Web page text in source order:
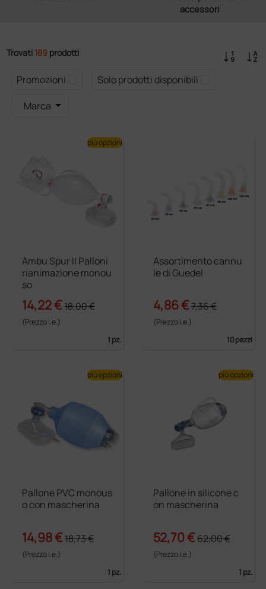
accessori
Trovati 189 prodotti
Promozioni
Solo prodotti disponibili
Marca
Ambu Spur II Palloni
rianimazione monou
so
14,22 €18,00 €
(Prezzo i.e.)
1 pz.
più opzioni
Assortimento cannu
le di Guedel
4,86 €7,36 €
(Prezzo i.e.)
10 pezzi
Pallone PVC monous
o con mascherina
14,98 €18,73 €
(Prezzo i.e.)
1 pz.
più opzioni
Pallone in silicone c
on mascherina
52,70 €62,00 €
(Prezzo i.e.)
1 pz.
più opzioni